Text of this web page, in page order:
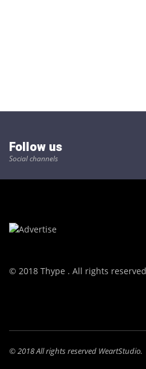
Follow us
Social channels
© 2018 Thype . All rights
© 2018 All rights reserved WeartStudio.